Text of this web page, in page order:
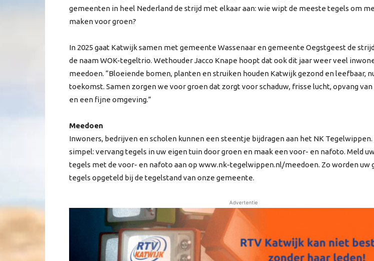
gemeenten in heel Nederland de strijd met elkaar aan: wie wipt de meeste tegels om
maken voor groen?
In 2025 gaat Katwijk samen met gemeente Wassenaar en gemeente Oegstgeest de
de naam WOK-tegeltrio. Wethouder Jacco Knape hoopt dat ook dit jaar weer veel
meedoen. “Bloeiende bomen, planten en struiken houden Katwijk gezond en leefbaar,
toekomst. Samen zorgen we voor groen dat zorgt voor schaduw, frisse lucht, opvang
en een fijne omgeving.”
Meedoen
Inwoners, bedrijven en scholen kunnen een steentje bijdragen aan het NK Tegelwippen.
simpel: vervang tegels in uw eigen tuin door groen en maak een voor- en nafoto. Meld
tegels met de voor- en nafoto aan op www.nk-tegelwippen.nl/meedoen. Zo worden uw
tegels opgeteld bij de tegelstand van onze gemeente.
Advertentie